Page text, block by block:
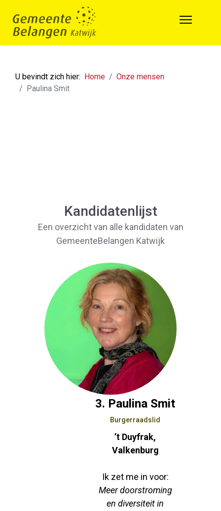
U bevindt zich hier: Home
Onze mensen
Paulina Smit
Kandidatenlijst
Een overzicht van alle kandidaten van
GemeenteBelangen Katwijk
3. Paulina Smit
Burgerraadslid
’t Duyfrak,
Valkenburg
Ik zet me in voor:
Meer doorstroming
en diversiteit in